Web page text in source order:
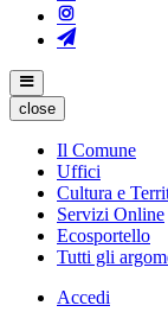
close
Il Comune
Uffici
Cultura e
Servizi Online
Ecosportello
Tutti gli
Accedi